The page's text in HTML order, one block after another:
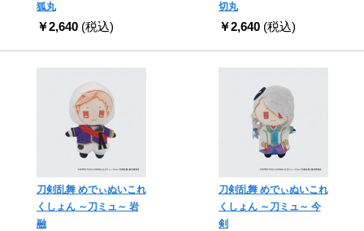
狐丸
￥2,640 (税込)
切丸
￥2,640 (税込)
刀剣乱舞 めでぃぬいこれ
くしょん ～刀ミュ～ 岩
融
刀剣乱舞 めでぃぬいこれ
くしょん ～刀ミュ～ 今
剣